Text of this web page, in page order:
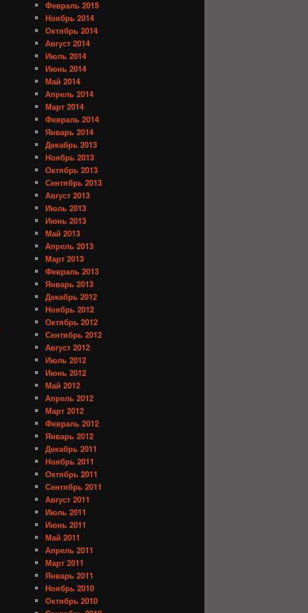
Февраль 2015
Ноябрь 2014
Октябрь 2014
Август 2014
Июль 2014
Июнь 2014
Май 2014
Апрель 2014
Март 2014
Февраль 2014
Январь 2014
Декабрь 2013
Ноябрь 2013
Октябрь 2013
Сентябрь 2013
Август 2013
Июль 2013
Июнь 2013
Май 2013
Апрель 2013
Март 2013
Февраль 2013
Январь 2013
Декабрь 2012
Ноябрь 2012
Октябрь 2012
Сентябрь 2012
Август 2012
Июль 2012
Июнь 2012
Май 2012
Апрель 2012
Март 2012
Февраль 2012
Январь 2012
Декабрь 2011
Ноябрь 2011
Октябрь 2011
Сентябрь 2011
Август 2011
Июль 2011
Июнь 2011
Май 2011
Апрель 2011
Март 2011
Январь 2011
Ноябрь 2010
Октябрь 2010